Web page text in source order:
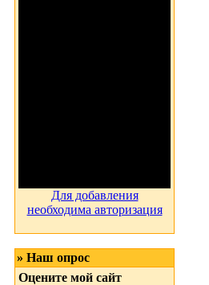
Для добавления
необходима авторизация
» Наш опрос
Оцените мой сайт